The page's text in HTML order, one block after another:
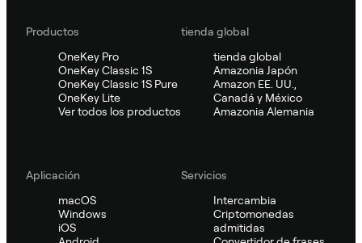
Productos
OneKey Pro
OneKey Classic 1S
OneKey Classic 1S Pure
OneKey Lite
Ver todos los productos
tienda global
tienda global
Amazonia Japón
Amazon EE. UU.,
Canadá y México
Amazonia Alemania
Aplicación
macOS
Windows
iOS
Servicios
Intercambia
Criptomonedas
admitidas